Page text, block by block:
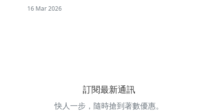
16 Mar 2026
訂閱最新通訊
快人一步，隨時搶到著數優惠。